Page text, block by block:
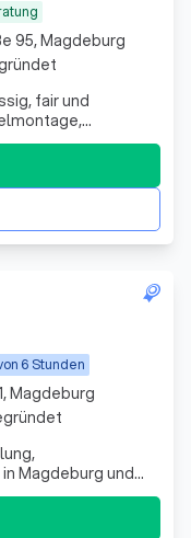
fair und
95, Magdeburg
6 Stunden
Magdeburg und
fairen Festpreis.
Magdeburg